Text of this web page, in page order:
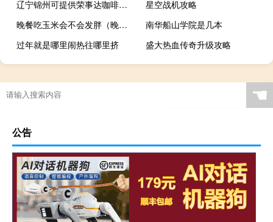
辽宁锦州可提供荣事达咖啡机维修服务地址在哪
星空战机攻略
晚餐吃玉米会不会发胖（晚餐吃玉米会长胖吗）
南华船山学院是几本
过年就是哪里闹热往哪里挤
盛大热血传奇升级攻略
☚
公告